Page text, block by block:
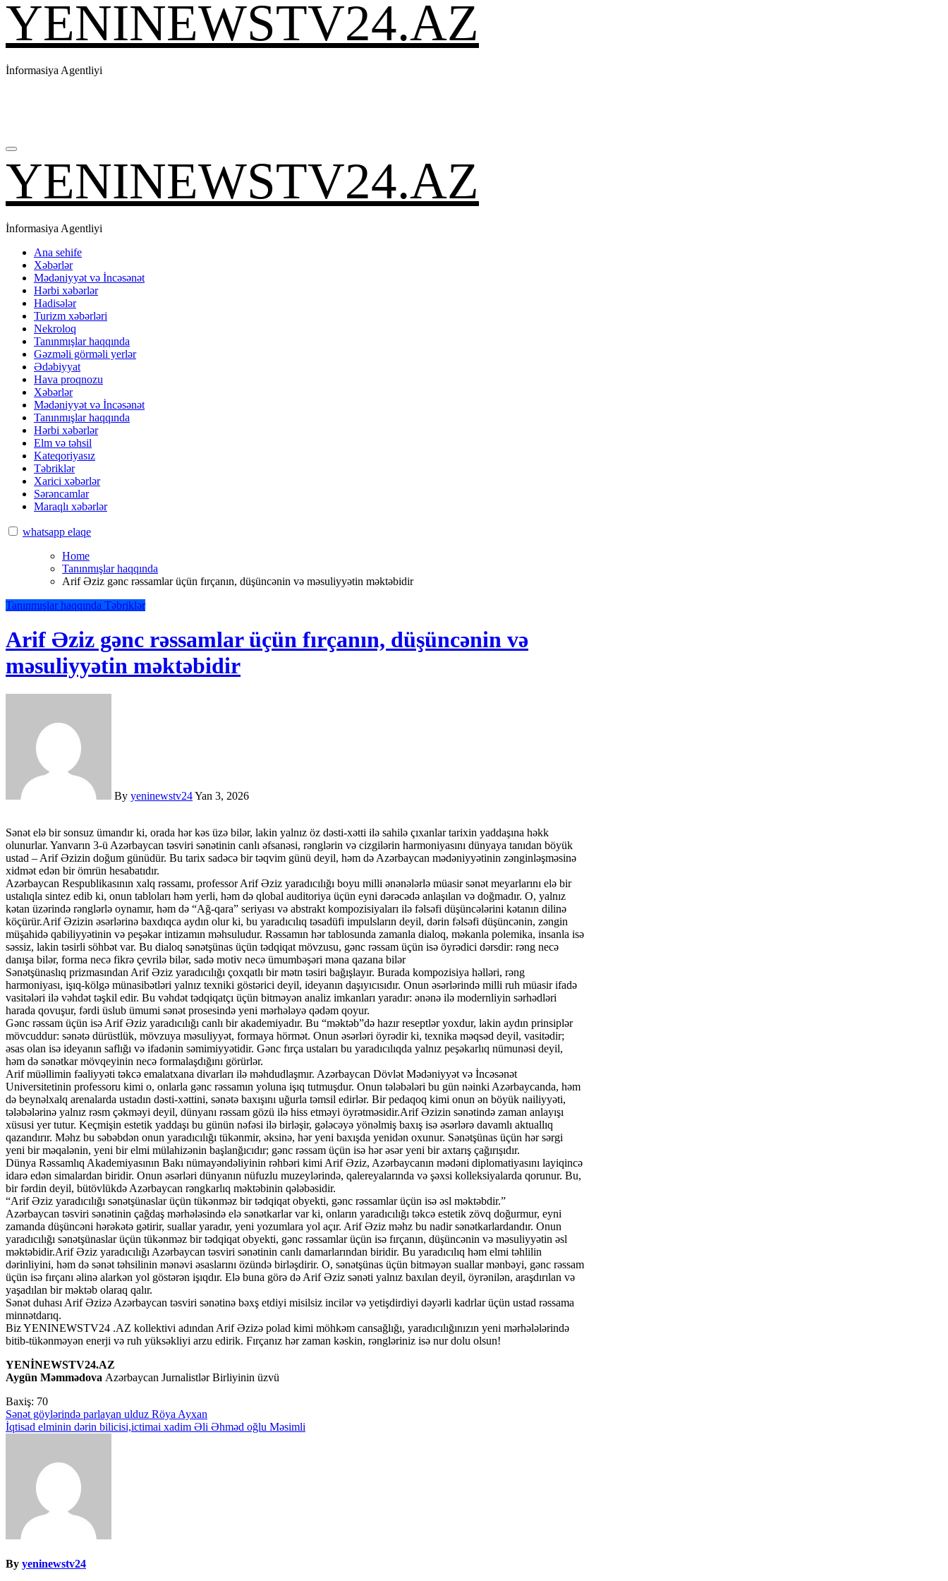
YENINEWSTV24.AZ
İnformasiya Agentliyi
YENINEWSTV24.AZ
İnformasiya Agentliyi
Ana sehife
Xəbərlər
Mədəniyyət və İncəsənət
Hərbi xəbərlər
Hadisələr
Turizm xəbərləri
Nekroloq
Tanınmışlar haqqında
Gəzməli görməli yerlər
Ədəbiyyat
Hava proqnozu
Xəbərlər
Mədəniyyət və İncəsənət
Tanınmışlar haqqında
Hərbi xəbərlər
Elm və təhsil
Kateqoriyasız
Təbriklər
Xarici xəbərlər
Sərəncamlar
Maraqlı xəbərlər
whatsapp elaqe
Home
Tanınmışlar haqqında
Arif Əziz gənc rəssamlar üçün fırçanın, düşüncənin və məsuliyyətin məktəbidir
Tanınmışlar haqqında Təbriklər
Arif Əziz gənc rəssamlar üçün fırçanın, düşüncənin və
məsuliyyətin məktəbidir
By yeninewstv24Yan 3, 2026
Sənət elə bir sonsuz ümandır ki, orada hər kəs üzə bilər, lakin yalnız öz dəsti-xətti ilə sahilə çıxanlar tarixin yaddaşına həkk
olunurlar. Yanvarın 3-ü Azərbaycan təsviri sənətinin canlı əfsanəsi, rənglərin və cizgilərin harmoniyasını dünyaya tanıdan böyük
ustad – Arif Əzizin doğum günüdür. Bu tarix sadəcə bir təqvim günü deyil, həm də Azərbaycan mədəniyyətinin zənginləşməsinə
xidmət edən bir ömrün hesabatıdır.
Azərbaycan Respublikasının xalq rəssamı, professor Arif Əziz yaradıcılığı boyu milli ənənələrlə müasir sənət meyarlarını elə bir
ustalıqla sintez edib ki, onun tabloları həm yerli, həm də qlobal auditoriya üçün eyni dərəcədə anlaşılan və doğmadır. O, yalnız
kətan üzərində rənglərlə oynamır, həm də “Ağ-qara” seriyası və abstrakt kompozisiyaları ilə fəlsəfi düşüncələrini kətanın dilinə
köçürür.Arif Əzizin əsərlərinə baxdıqca aydın olur ki, bu yaradıcılıq təsadüfi impulsların deyil, dərin fəlsəfi düşüncənin, zəngin
müşahidə qabiliyyətinin və peşəkar intizamın məhsuludur. Rəssamın hər tablosunda zamanla dialoq, məkanla polemika, insanla isə
səssiz, lakin təsirli söhbət var. Bu dialoq sənətşünas üçün tədqiqat mövzusu, gənc rəssam üçün isə öyrədici dərsdir: rəng necə
danışa bilər, forma necə fikrə çevrilə bilər, sadə motiv necə ümumbəşəri məna qazana bilər
Sənətşünaslıq prizmasından Arif Əziz yaradıcılığı çoxqatlı bir mətn təsiri bağışlayır. Burada kompozisiya həlləri, rəng
harmoniyası, işıq-kölgə münasibətləri yalnız texniki göstərici deyil, ideyanın daşıyıcısıdır. Onun əsərlərində milli ruh müasir ifadə
vasitələri ilə vəhdət təşkil edir. Bu vəhdət tədqiqatçı üçün bitməyən analiz imkanları yaradır: ənənə ilə modernliyin sərhədləri
harada qovuşur, fərdi üslub ümumi sənət prosesində yeni mərhələyə qədəm qoyur.
Gənc rəssam üçün isə Arif Əziz yaradıcılığı canlı bir akademiyadır. Bu “məktəb”də hazır reseptlər yoxdur, lakin aydın prinsiplər
mövcuddur: sənətə dürüstlük, mövzuya məsuliyyət, formaya hörmət. Onun əsərləri öyrədir ki, texnika məqsəd deyil, vasitədir;
əsas olan isə ideyanın saflığı və ifadənin səmimiyyətidir. Gənc fırça ustaları bu yaradıcılıqda yalnız peşəkarlıq nümunəsi deyil,
həm də sənətkar mövqeyinin necə formalaşdığını görürlər.
Arif müəllimin fəaliyyəti təkcə emalatxana divarları ilə məhdudlaşmır. Azərbaycan Dövlət Mədəniyyət və İncəsənət
Universitetinin professoru kimi o, onlarla gənc rəssamın yoluna işıq tutmuşdur. Onun tələbələri bu gün nəinki Azərbaycanda, həm
də beynəlxalq arenalarda ustadın dəsti-xəttini, sənətə baxışını uğurla təmsil edirlər. Bir pedaqoq kimi onun ən böyük nailiyyəti,
tələbələrinə yalnız rəsm çəkməyi deyil, dünyanı rəssam gözü ilə hiss etməyi öyrətməsidir.Arif Əzizin sənətində zaman anlayışı
xüsusi yer tutur. Keçmişin estetik yaddaşı bu günün nəfəsi ilə birləşir, gələcəyə yönəlmiş baxış isə əsərlərə davamlı aktuallıq
qazandırır. Məhz bu səbəbdən onun yaradıcılığı tükənmir, əksinə, hər yeni baxışda yenidən oxunur. Sənətşünas üçün hər sərgi
yeni bir məqalənin, yeni bir elmi mülahizənin başlanğıcıdır; gənc rəssam üçün isə hər əsər yeni bir axtarış çağırışıdır.
Dünya Rəssamlıq Akademiyasının Bakı nümayəndəliyinin rəhbəri kimi Arif Əziz, Azərbaycanın mədəni diplomatiyasını layiqincə
idarə edən simalardan biridir. Onun əsərləri dünyanın nüfuzlu muzeylərində, qalereyalarında və şəxsi kolleksiyalarda qorunur. Bu,
bir fərdin deyil, bütövlükdə Azərbaycan rəngkarlıq məktəbinin qələbəsidir.
“Arif Əziz yaradıcılığı sənətşünaslar üçün tükənməz bir tədqiqat obyekti, gənc rəssamlar üçün isə əsl məktəbdir.”
Azərbaycan təsviri sənətinin çağdaş mərhələsində elə sənətkarlar var ki, onların yaradıcılığı təkcə estetik zövq doğurmur, eyni
zamanda düşüncəni hərəkətə gətirir, suallar yaradır, yeni yozumlara yol açır. Arif Əziz məhz bu nadir sənətkarlardandır. Onun
yaradıcılığı sənətşünaslar üçün tükənməz bir tədqiqat obyekti, gənc rəssamlar üçün isə fırçanın, düşüncənin və məsuliyyətin əsl
məktəbidir.Arif Əziz yaradıcılığı Azərbaycan təsviri sənətinin canlı damarlarından biridir. Bu yaradıcılıq həm elmi təhlilin
dərinliyini, həm də sənət təhsilinin mənəvi əsaslarını özündə birləşdirir. O, sənətşünas üçün bitməyən suallar mənbəyi, gənc rəssam
üçün isə fırçanı əlinə alarkən yol göstərən işıqdır. Elə buna görə də Arif Əziz sənəti yalnız baxılan deyil, öyrənilən, araşdırılan və
yaşadılan bir məktəb olaraq qalır.
Sənət duhası Arif Əzizə Azərbaycan təsviri sənətinə bəxş etdiyi misilsiz incilər və yetişdirdiyi dəyərli kadrlar üçün ustad rəssama
minnətdarıq.
Biz YENINEWSTV24 .AZ kollektivi adından Arif Əzizə polad kimi möhkəm cansağlığı, yaradıcılığınızın yeni mərhələlərində
bitib-tükənməyən enerji və ruh yüksəkliyi arzu edirik. Fırçanız hər zaman kəskin, rəngləriniz isə nur dolu olsun!
YENİNEWSTV24.AZ
Aygün Məmmədova Azərbaycan Jurnalistlər Birliyinin üzvü
Baxiş: 70
Yazı
naviqasiyası
Sənət göylərində parlayan ulduz Röya Ayxan
İqtisad elminin dərin bilicisi,ictimai xadim Əli Əhməd oğlu Məsimli
By yeninewstv24